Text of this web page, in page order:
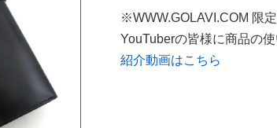
※WWW.GOLAVI.COM 限
YouTuberの皆様に商品の
紹介動画はこちら